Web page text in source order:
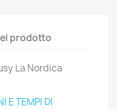
prodotto
La Nordica
E TEMPI DI